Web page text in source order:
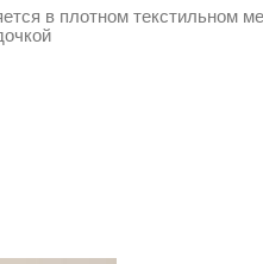
в плотном текстильном